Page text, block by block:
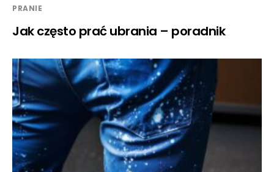
PRANIE
Jak często prać ubrania – poradnik